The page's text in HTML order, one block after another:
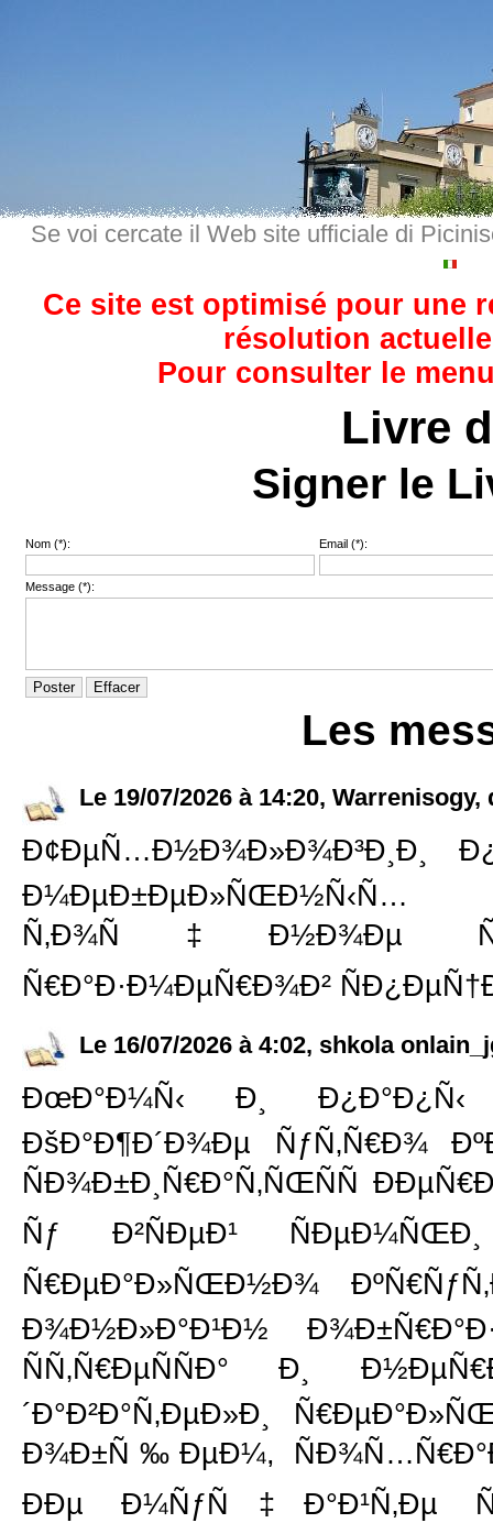
Se voi cercate il Web site ufficiale di
Ce site est optimisé pour une
résolution
Pour consulter le
Livre
Signer le
Nom (*): Email (*):
Message (*):
Les
Le 19/07/2026 à 14:20,
Ð¢ÐµÑ…Ð½Ð¾Ð»Ð¾Ð³Ð¸Ð¸
Ñ‚Ð¾Ñ‡Ð½Ð¾Ðµ
Ñ€Ð°Ð·Ð¼ÐµÑ€Ð¾Ð²
Le 16/07/2026 à 4:02, shkola
ÐœÐ°Ð¼Ñ‹ Ð¸ Ð¿Ð°Ð¿Ñ‹
ÐšÐ°Ð¶Ð´Ð¾Ðµ ÑƒÑ‚Ñ€Ð¾
ÑÐ¾Ð±Ð¸Ñ€Ð°Ñ‚ÑŒÑÑ
Ñƒ Ð²ÑÐµÐ¹
Ñ€ÐµÐ°Ð»ÑŒÐ½Ð¾
Ð¾Ð½Ð»Ð°Ð¹Ð½
ÑÑ‚Ñ€ÐµÑÑÐ° Ð¸
´Ð°Ð²Ð°Ñ‚ÐµÐ»Ð¸
Ð¾Ð±Ñ‰ÐµÐ¼,
ÐÐµ Ð¼ÑƒÑ‡Ð°Ð¹Ñ‚Ðµ